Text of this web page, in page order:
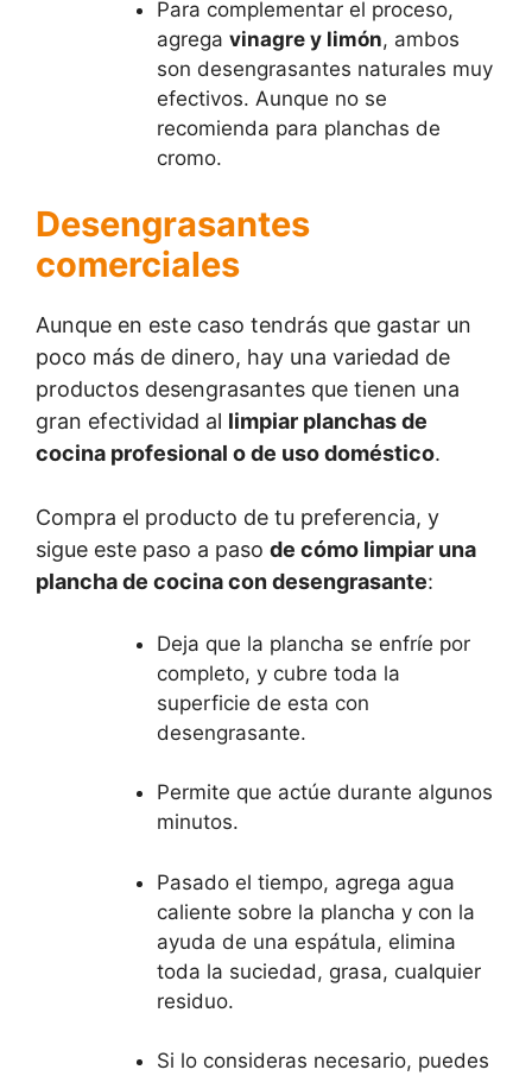
Para complementar el proceso,
agrega vinagre y limón, ambos
son desengrasantes naturales muy
efectivos. Aunque no se
recomienda para planchas de
cromo.
Desengrasantes
comerciales
Aunque en este caso tendrás que gastar un
poco más de dinero, hay una variedad de
productos desengrasantes que tienen una
gran efectividad al limpiar planchas de
cocina profesional o de uso doméstico.
Compra el producto de tu preferencia, y
sigue este paso a paso de cómo limpiar una
plancha de cocina con desengrasante:
Deja que la plancha se enfríe por
completo, y cubre toda la
superficie de esta con
desengrasante.
Permite que actúe durante algunos
minutos.
Pasado el tiempo, agrega agua
caliente sobre la plancha y con la
ayuda de una espátula, elimina
toda la suciedad, grasa, cualquier
residuo.
Si lo consideras necesario, puedes